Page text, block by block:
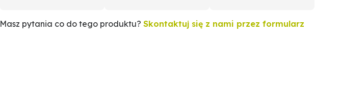
Masz pytania co do tego produktu? Skontaktuj się z nami przez formularz